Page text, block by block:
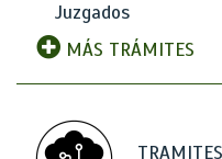
Juzgados
MÁS TRÁMITES